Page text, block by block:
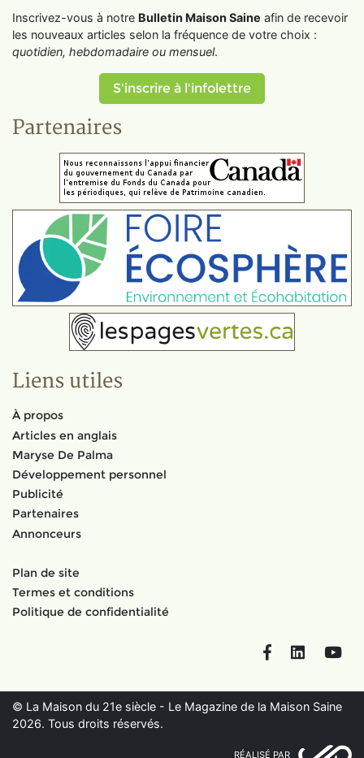
Inscrivez-vous à notre Bulletin Maison Saine afin de recevoir
les nouveaux articles selon la fréquence de votre choix :
quotidien, hebdomadaire ou mensuel.
S'inscrire à l'infolettre
Partenaires
Liens utiles
À propos
Articles en anglais
Maryse De Palma
Développement personnel
Publicité
Partenaires
Annonceurs
Plan de site
Termes et conditions
Politique de confidentialité
FacebookLinkedIn
© La Maison du 21e siècle - Le Magazine de la Maison Saine
2026. Tous droits réservés.
RÉALISÉ PAR